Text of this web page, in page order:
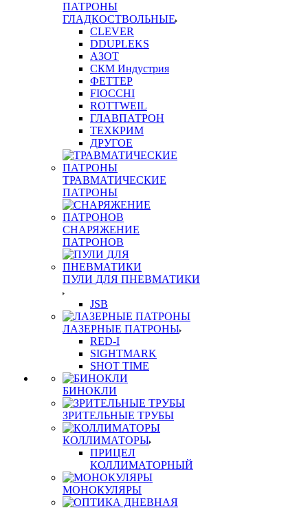
ПАТРОНЫ
ГЛАДКОСТВОЛЬНЫЕ
CLEVER
DDUPLEKS
АЗОТ
СКМ Индустрия
ФЕТТЕР
FIOCCHI
ROTTWEIL
ГЛАВПАТРОН
ТЕХКРИМ
ДРУГОЕ
ТРАВМАТИЧЕСКИЕ
ПАТРОНЫ
СНАРЯЖЕНИЕ
ПАТРОНОВ
ПУЛИ ДЛЯ ПНЕВМАТИКИ
JSB
ЛАЗЕРНЫЕ ПАТРОНЫ
RED-I
SIGHTMARK
SHOT TIME
БИНОКЛИ
ЗРИТЕЛЬНЫЕ ТРУБЫ
КОЛЛИМАТОРЫ
ПРИЦЕЛ
КОЛЛИМАТОРНЫЙ
МОНОКУЛЯРЫ